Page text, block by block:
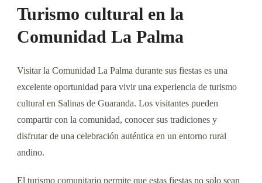
Turismo cultural en la
Comunidad La Palma
Visitar la Comunidad La Palma durante sus fiestas es una
excelente oportunidad para vivir una experiencia de turismo
cultural en Salinas de Guaranda. Los visitantes pueden
compartir con la comunidad, conocer sus tradiciones y
disfrutar de una celebración auténtica en un entorno rural
andino.
El turismo comunitario permite que estas fiestas no solo sean